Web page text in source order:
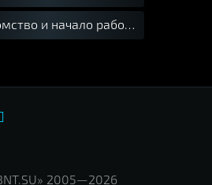
и начало работы с Ubiquiti UniFi
2005—2026